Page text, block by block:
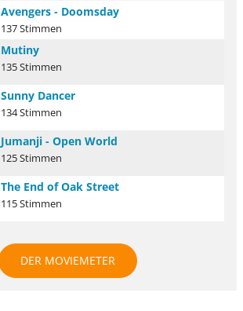
Avengers - Doomsday
137 Stimmen
Mutiny
135 Stimmen
Sunny Dancer
134 Stimmen
Jumanji - Open World
125 Stimmen
The End of Oak Street
115 Stimmen
DER MOVIEMETER